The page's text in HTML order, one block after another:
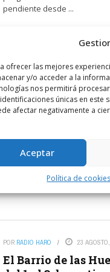
ofrecer las mejores
y/o acceder a la
nos permitirá
únicas en
afectar negativamente a
Aceptar
Política de cookies
pendiente desde ...
POR RADIO HARO 2
José Luis
las Huertas
actuación de Los ...
POR RADIO HARO 23
El Barrio de las